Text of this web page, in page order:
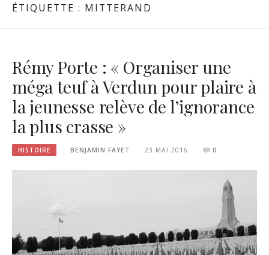
ÉTIQUETTE : MITTERAND
Rémy Porte : « Organiser une
méga teuf à Verdun pour plaire à
la jeunesse relève de l’ignorance
la plus crasse »
HISTOIRE BENJAMIN FAYET 23 MAI 2016 0